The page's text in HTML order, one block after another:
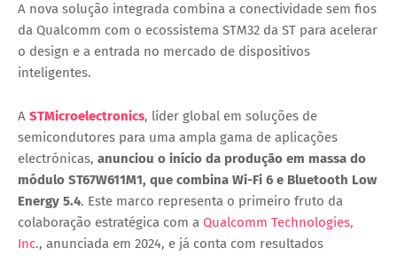
A nova solução integrada combina a conectividade sem fios
da Qualcomm com o ecossistema STM32 da ST para acelerar
o design e a entrada no mercado de dispositivos
inteligentes.
A STMicroelectronics, líder global em soluções de
semicondutores para uma ampla gama de aplicações
electrónicas, anunciou o início da produção em massa do
módulo ST67W611M1, que combina Wi-Fi 6 e Bluetooth Low
Energy 5.4. Este marco representa o primeiro fruto da
colaboração estratégica com a Qualcomm Technologies,
Inc., anunciada em 2024, e já conta com resultados